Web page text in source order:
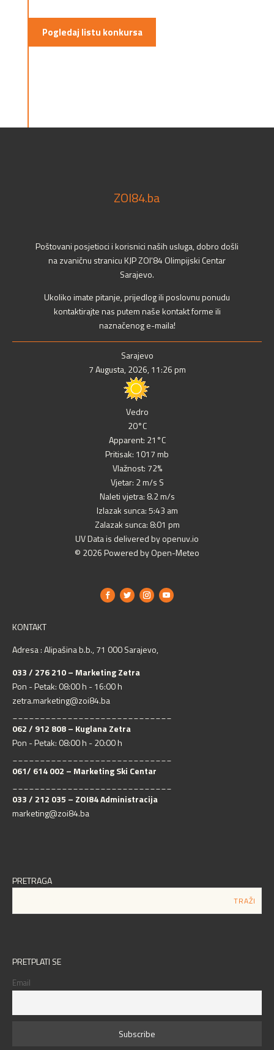
Pogledaj listu konkursa
ZOI84.ba
Poštovani posjetioci i korisnici naših usluga, dobro došli
na zvaničnu stranicu KJP ZOI'84 Olimpijski Centar
Sarajevo.
Ukoliko imate pitanje, prijedlog ili poslovnu ponudu
kontaktirajte nas putem naše kontakt forme ili
naznačenog e-maila!
Sarajevo
7 Augusta, 2026, 11:26 pm
Vedro
20°C
Apparent: 21°C
Pritisak: 1017 mb
Vlažnost: 72%
Vjetar: 2 m/s S
Naleti vjetra: 8.2 m/s
Izlazak sunca: 5:43 am
Zalazak sunca: 8:01 pm
UV Data is delivered by openuv.io
© 2026 Powered by Open-Meteo
KONTAKT
Adresa : Alipašina b.b., 71 000 Sarajevo,
033 / 276 210 – Marketing Zetra
Pon - Petak: 08:00 h - 16:00 h
zetra.marketing@zoi84.ba
062 / 912 808 – Kuglana Zetra
Pon - Petak: 08:00 h - 20:00 h
061/ 614 002 – Marketing Ski Centar
033 / 212 035 – ZOI84 Administracija
marketing@zoi84.ba
PRETRAGA
PRETPLATI SE
Email